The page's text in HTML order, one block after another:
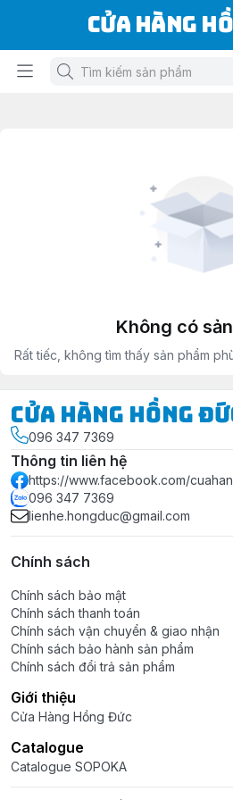
Cửa Hàng
Không có
Rất tiếc, không tìm thấy sản phẩm
Cửa Hàng Hồng
096 347 7369
Thông tin liên hệ
https://www.facebook.com/
096 347 7369
lienhe.hongduc@gmail.com
Chính sách
Chính sách bảo mật
Chính sách thanh toán
Chính sách vận chuyển & giao nhận
Chính sách bảo hành sản phẩm
Chính sách đổi trả sản phẩm
Giới thiệu
Cửa Hàng Hồng Đức
Catalogue
Catalogue SOPOKA